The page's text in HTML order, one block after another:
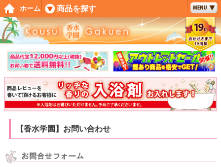
【香水学園】お問い合わせ
ペー
ジト
ップ
へ
ホーム 商品を探す